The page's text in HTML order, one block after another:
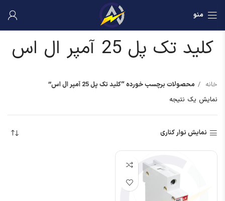
منو
کلید تک پل 25 آمپر ال اس
خانه
محصولات برچسب خورده “کلید تک پل 25 آمپر ال اس”
نمایش یک نتیجه
نمایش نوار کناری